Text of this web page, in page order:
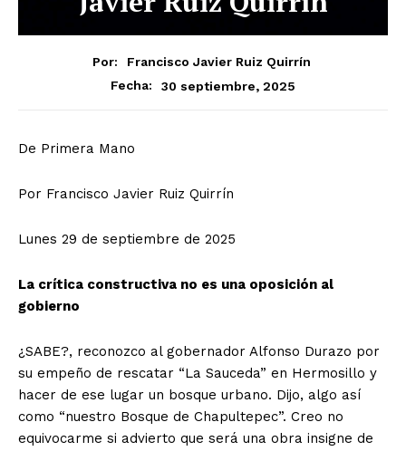
Por:
Francisco Javier Ruiz Quirrín
Fecha:
30 septiembre, 2025
De Primera Mano
Por Francisco Javier Ruiz Quirrín
Lunes 29 de septiembre de 2025
La crítica constructiva no es una oposición al
gobierno
¿SABE?, reconozco al gobernador Alfonso Durazo por
su empeño de rescatar “La Sauceda” en Hermosillo y
hacer de ese lugar un bosque urbano. Dijo, algo así
como “nuestro Bosque de Chapultepec”. Creo no
equivocarme si advierto que será una obra insigne de